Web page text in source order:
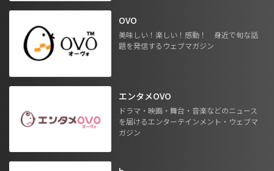
OVO
美味しい！楽しい！感動！ 身近で旬な話
題を発信するウェブマガジン
エンタメOVO
ドラマ・映画・舞台・音楽などのニュース
を届けるエンターテインメント・ウェブマ
ガジン